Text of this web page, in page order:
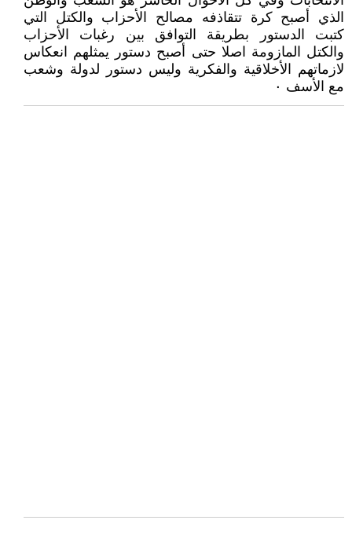
الذي أصبح كرة تتقاذفه مصالح الأحزاب والكتل التي
كتبت الدستور بطريقة التوافق بين رغبات الأحزاب
والكتل المازومة اصلا حتى أصبح دستور يمثلهم انعكاس
لازماتهم الأخلاقية والفكرية وليس دستور لدولة وشعب
مع الأسف ٠